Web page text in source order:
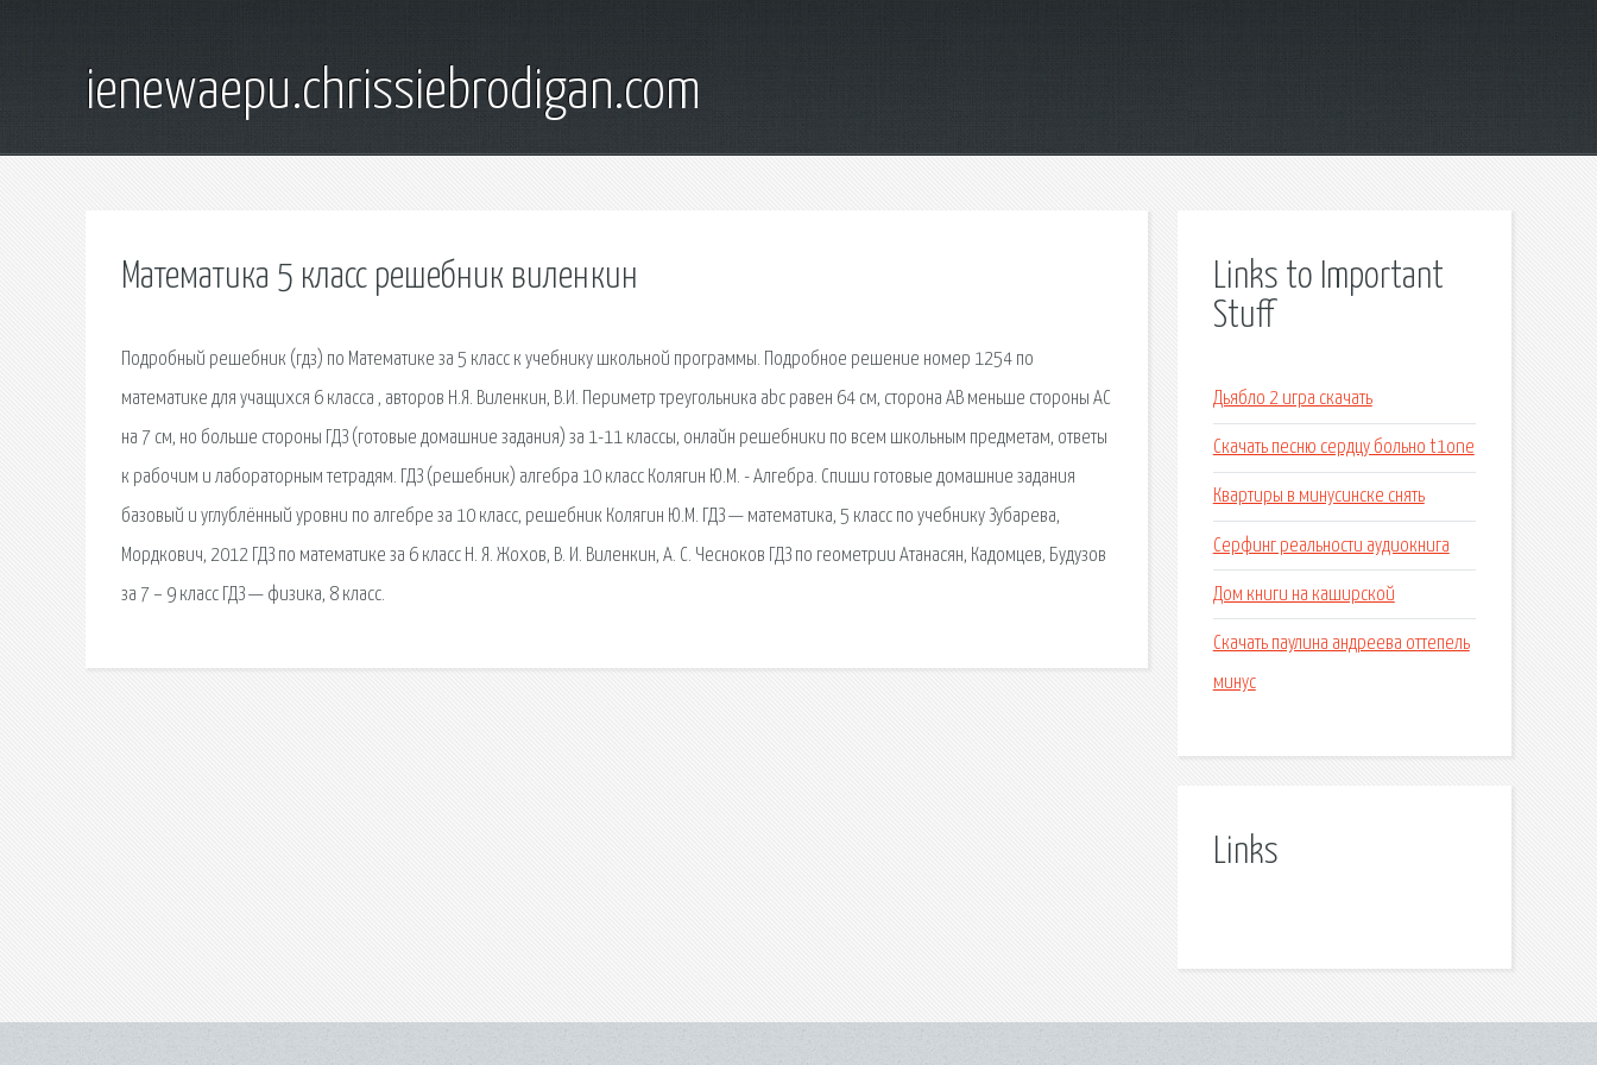
ienewaepu.chrissiebrodigan.com
Математика 5 класс решебник виленкин
Подробный решебник (гдз) по Математике за 5 класс к учебнику школьной программы. Подробное решение номер 1254 по
математике для учащихся 6 класса , авторов Н.Я. Виленкин, В.И. Периметр треугольника abc равен 64 см, сторона АВ меньше стороны АС
на 7 см, но больше стороны ГДЗ (готовые домашние задания) за 1-11 классы, онлайн решебники по всем школьным предметам, ответы
к рабочим и лабораторным тетрадям. ГДЗ (решебник) алгебра 10 класс Колягин Ю.М. - Алгебра. Спиши готовые домашние задания
базовый и углублённый уровни по алгебре за 10 класс, решебник Колягин Ю.М. ГДЗ — математика, 5 класс по учебнику Зубарева,
Мордкович, 2012 ГДЗ по математике за 6 класс Н. Я. Жохов, В. И. Виленкин, А. С. Чесноков ГДЗ по геометрии Атанасян, Кадомцев, Будузов
за 7 – 9 класс ГДЗ — физика, 8 класс.
Links to Important
Stuff
Дьябло 2 игра скачать
Скачать песню сердцу больно t1one
Квартиры в минусинске снять
Серфинг реальности аудиокнига
Дом книги на каширской
Скачать паулина андреева оттепель
минус
Links